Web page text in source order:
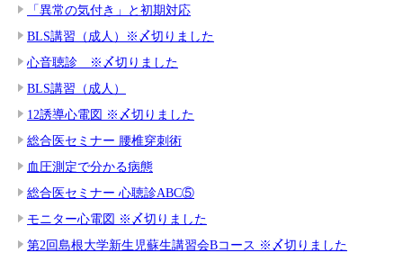
「異常の気付き」と初期対応
BLS講習（成人）※〆切りました
心音聴診 ※〆切りました
BLS講習（成人）
12誘導心電図 ※〆切りました
総合医セミナー 腰椎穿刺術
血圧測定で分かる病態
総合医セミナー 心聴診ABC⑤
モニター心電図 ※〆切りました
第2回島根大学新生児蘇生講習会Bコース ※〆切りました